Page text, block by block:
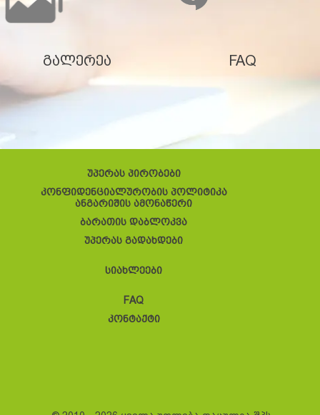
გალერეა FAQ
უპერას პირობები
კონფიდენციალურობის პოლიტიკა
ანგარიშის ამონაწერი
ბარათის დაბლოკვა
უპერას გადახდები
სიახლეები
FAQ
კონტაქტი